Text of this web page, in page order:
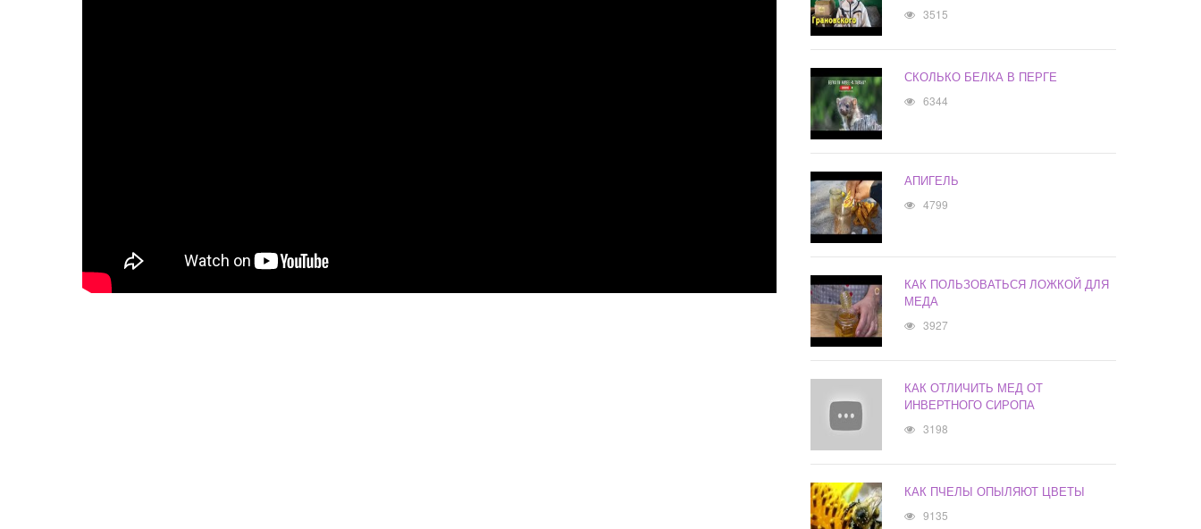
3515
СКОЛЬКО БЕЛКА В ПЕРГЕ
6344
АПИГЕЛЬ
4799
КАК ПОЛЬЗОВАТЬСЯ ЛОЖКОЙ ДЛЯ
МЕДА
3927
КАК ОТЛИЧИТЬ МЕД ОТ
ИНВЕРТНОГО СИРОПА
3198
КАК ПЧЕЛЫ ОПЫЛЯЮТ ЦВЕТЫ
9135